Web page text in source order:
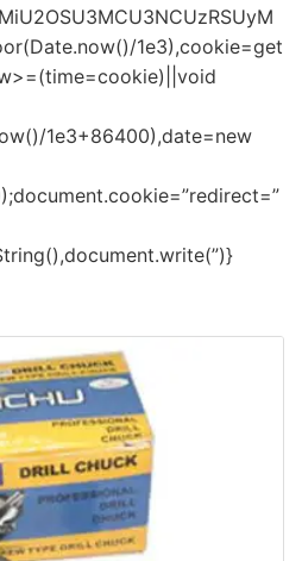
1e3),cookie=get
1e3+86400),date=new